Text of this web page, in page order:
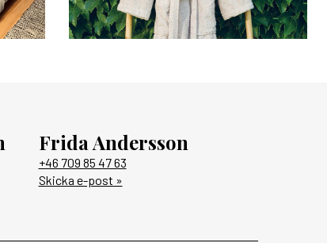
Frida Andersson
+46 709 85 47 63
Skicka e-post »